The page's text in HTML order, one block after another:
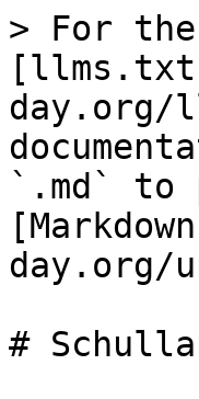
> For
day.org/
`.md` to
day.org/
#